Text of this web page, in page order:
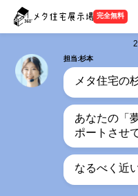
完全無料
担当:杉本
メタ住宅の
あなたの「
ポートさせ
なるべく近